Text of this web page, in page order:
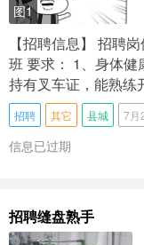
图1
【招聘信息】 招聘
班 要求： 1、身体健
持有叉车证，能熟
招聘 其它 县城 7月
信息已过期
招聘缝盘熟手